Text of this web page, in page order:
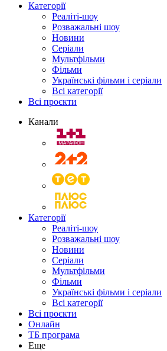
Категорії
Реаліті-шоу
Розважальні шоу
Новини
Серіали
Мультфільми
Фільми
Українські фільми і серіали
Всі категорії
Всі проєкти
Канали
Категорії
Реаліті-шоу
Розважальні шоу
Новини
Серіали
Мультфільми
Фільми
Українські фільми і серіали
Всі категорії
Всі проєкти
Онлайн
ТБ програма
Еще